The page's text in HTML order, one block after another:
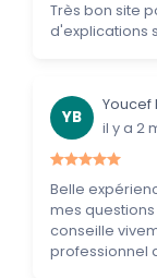
Très bon site
d'explications
YB
Youcef
il y a 2
Belle
mes
conseille
professionnel